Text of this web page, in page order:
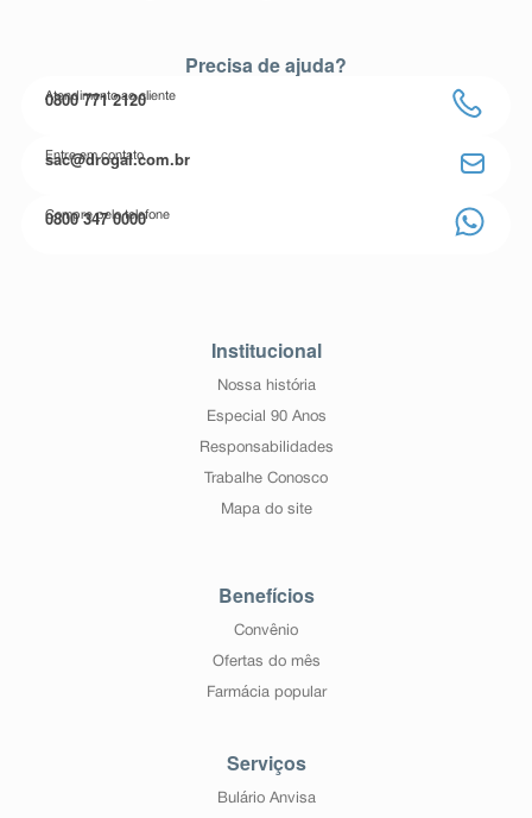
Precisa de ajuda?
Atendimento ao cliente
0800 771 2120
Entre em contato
sac@drogal.com.br
Compre pelo telefone
0800 347 0000
Institucional
Nossa história
Especial 90 Anos
Responsabilidades
Trabalhe Conosco
Mapa do site
Benefícios
Convênio
Ofertas do mês
Farmácia popular
Serviços
Bulário Anvisa